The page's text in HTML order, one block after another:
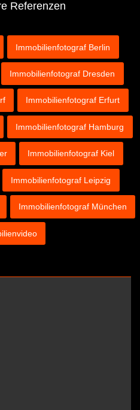
Referenzen
Immobilienfotograf Berlin
Immobilienfotograf Dresden
Immobilienfotograf Erfurt
Immobilienfotograf Hamburg
Immobilienfotograf Kiel
Immobilienfotograf Leipzig
Immobilienfotograf München